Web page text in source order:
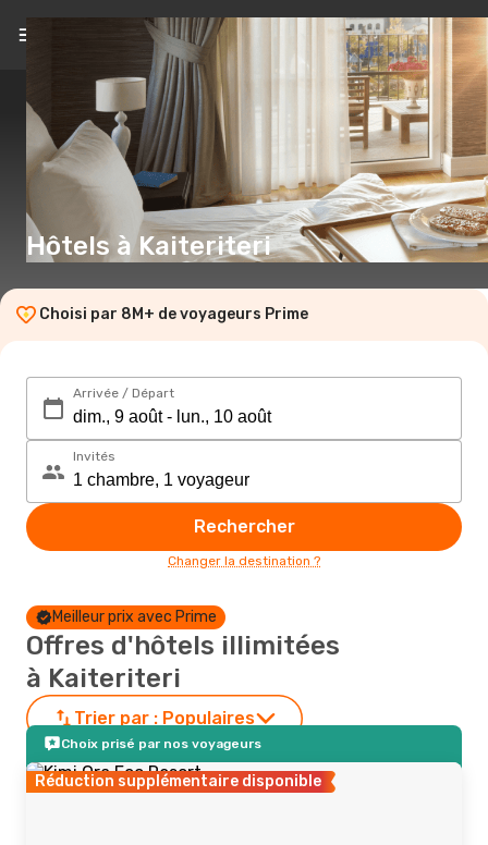
FR(€)
Hôtels à Kaiteriteri
Choisi par 8M+ de voyageurs Prime
Arrivée / Départ
Invités
Rechercher
Changer la destination ?
Meilleur prix avec Prime
Offres d'hôtels illimitées
à Kaiteriteri
Trier par : Populaires
Choix prisé par nos voyageurs
Réduction supplémentaire disponible